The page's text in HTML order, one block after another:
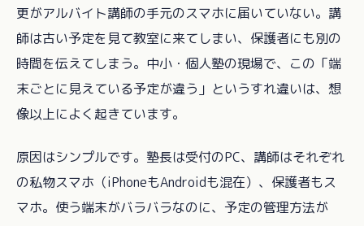
更がアルバイト講師の手元のスマホに届いていない。講
師は古い予定を見て教室に来てしまい、保護者にも別の
時間を伝えてしまう。中小・個人塾の現場で、この「端
末ごとに見えている予定が違う」というすれ違いは、想
像以上によく起きています。
原因はシンプルです。塾長は受付のPC、講師はそれぞれ
の私物スマホ（iPhoneもAndroidも混在）、保護者もス
マホ。使う端末がバラバラなのに、予定の管理方法が